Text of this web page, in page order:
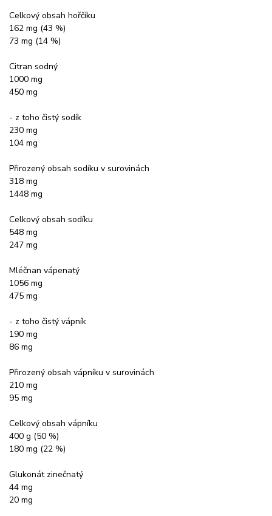
Celkový obsah hořčíku
162 mg (43 %)
73 mg (14 %)
Citran sodný
1000 mg
450 mg
- z toho čistý sodík
230 mg
104 mg
Přirozený obsah sodíku v surovinách
318 mg
1448 mg
Celkový obsah sodíku
548 mg
247 mg
Mléčnan vápenatý
1056 mg
475 mg
- z toho čistý vápník
190 mg
86 mg
Přirozený obsah vápníku v surovinách
210 mg
95 mg
Celkový obsah vápníku
400 g (50 %)
180 mg (22 %)
Glukonát zinečnatý
44 mg
20 mg